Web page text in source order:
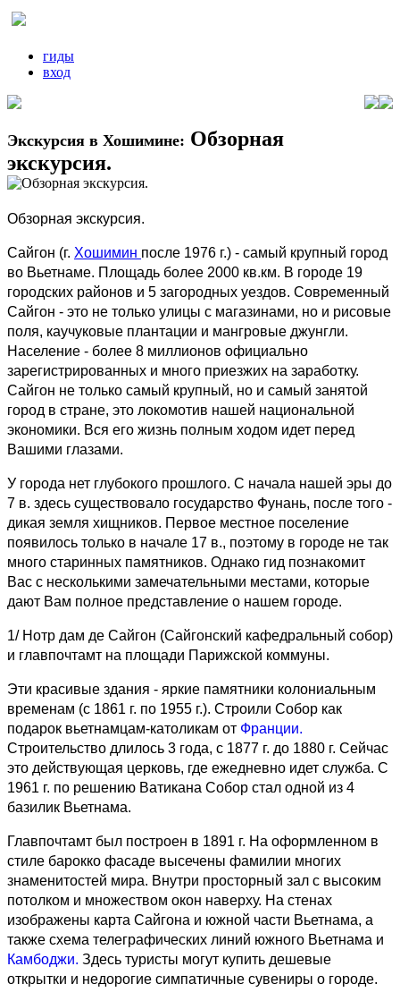
гиды
вход
Экскурсия в Хошимине: Обзорная
экскурсия.
Обзорная экскурсия.
Сайгон (г. Хошимин после 1976 г.) - самый крупный город
во Вьетнаме. Площадь более 2000 кв.км. В городе 19
городских районов и 5 загородных уездов. Современный
Сайгон - это не только улицы с магазинами, но и рисовые
поля, каучуковые плантации и мангровые джунгли.
Население - более 8 миллионов официально
зарегистрированных и много приезжих на заработку.
Сайгон не только самый крупный, но и самый занятой
город в стране, это локомотив нашей национальной
экономики. Вся его жизнь полным ходом идет перед
Вашими глазами.
У города нет глубокого прошлого. С начала нашей эры до
7 в. здесь существовало государство Фунань, после того -
дикая земля хищников. Первое местное поселение
появилось только в начале 17 в., поэтому в городе не так
много старинных памятников. Однако гид познакомит
Вас с несколькими замечательными местами, которые
дают Вам полное представление о нашем городе.
1/ Нотр дам де Сайгон (Сайгонский кафедральный собор)
и главпочтамт на площади Парижской коммуны.
Эти красивые здания - яркие памятники колониальным
временам (с 1861 г. по 1955 г.). Строили Собор как
подарок вьетнамцам-католикам от Франции.
Строительство длилось 3 года, с 1877 г. до 1880 г. Сейчас
это действующая церковь, где ежедневно идет служба. С
1961 г. по решению Ватикана Собор стал одной из 4
базилик Вьетнама.
Главпочтамт был построен в 1891 г. На оформленном в
стиле барокко фасаде высечены фамилии многих
знаменитостей мира. Внутри просторный зал с высоким
потолком и множеством окон наверху. На стенах
изображены карта Сайгона и южной части Вьетнама, а
также схема телеграфических линий южного Вьетнама и
Камбоджи. Здесь туристы могут купить дешевые
открытки и недорогие симпатичные сувениры о городе.